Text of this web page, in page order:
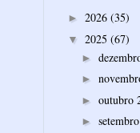
► 2026 (35)
▼ 2025 (67)
►
►
► outubro
►